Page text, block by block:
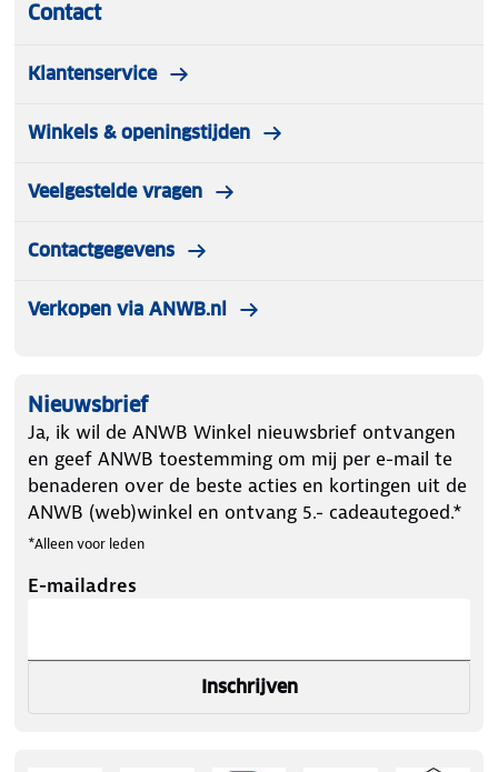
LED-lampen zijn te bedienen via de bedieningsunit.
Contact
Klantenservice
Winkels & openingstijden
Veelgestelde vragen
Contactgegevens
Verkopen via ANWB.nl
Nieuwsbrief
Ja, ik wil de ANWB Winkel nieuwsbrief ontvangen
en geef ANWB toestemming om mij per e-mail te
benaderen over de beste acties en kortingen uit de
ANWB (web)winkel en ontvang 5.- cadeautegoed.*
*Alleen voor leden
E-mailadres
Inschrijven